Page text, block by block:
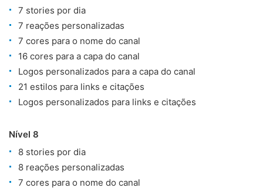
7 stories por dia
7 reações personalizadas
7 cores para o nome do canal
16 cores para a capa do canal
Logos personalizados para a capa do canal
21 estilos para links e citações
Logos personalizados para links e citações
Nível 8
8 stories por dia
8 reações personalizadas
7 cores para o nome do canal